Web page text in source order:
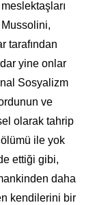
Mussolini,
tarafından
yine onlar
Sosyalizm
ve
olarak tahrip
ile yok
ettiği gibi,
daha
kendilerini bir